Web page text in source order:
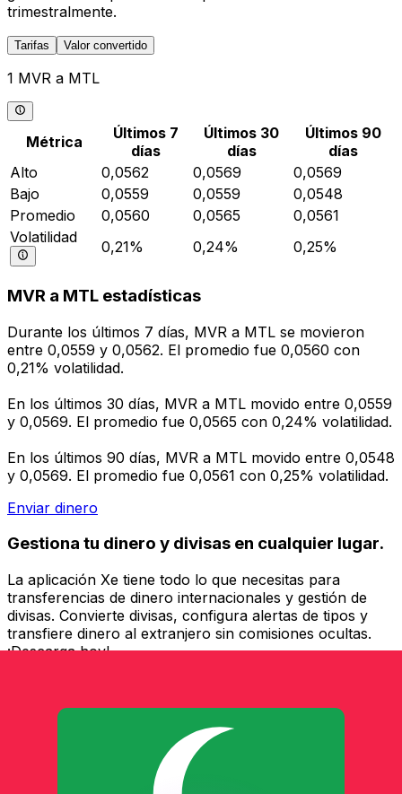
trimestralmente.
Tarifas Valor convertido
1 MVR a MTL
Métrica
Últimos 7
días
Últimos 30
días
Últimos 90
días
Alto
0,0562 0,0569
0,0569
Bajo
0,0559 0,0559
0,0548
Promedio
0,0560 0,0565
0,0561
Volatilidad
0,21% 0,24% 0,25%
MVR a MTL estadísticas
Durante los últimos 7 días, MVR a MTL se movieron
entre 0,0559 y 0,0562. El promedio fue 0,0560 con
0,21% volatilidad.
En los últimos 30 días, MVR a MTL movido entre 0,0559
y 0,0569. El promedio fue 0,0565 con 0,24% volatilidad.
En los últimos 90 días, MVR a MTL movido entre 0,0548
y 0,0569. El promedio fue 0,0561 con 0,25% volatilidad.
Enviar dinero
Gestiona tu dinero y divisas en cualquier lugar.
La aplicación Xe tiene todo lo que necesitas para
transferencias de dinero internacionales y gestión de
divisas. Convierte divisas, configura alertas de tipos y
transfiere dinero al extranjero sin comisiones ocultas.
¡Descarga hoy!